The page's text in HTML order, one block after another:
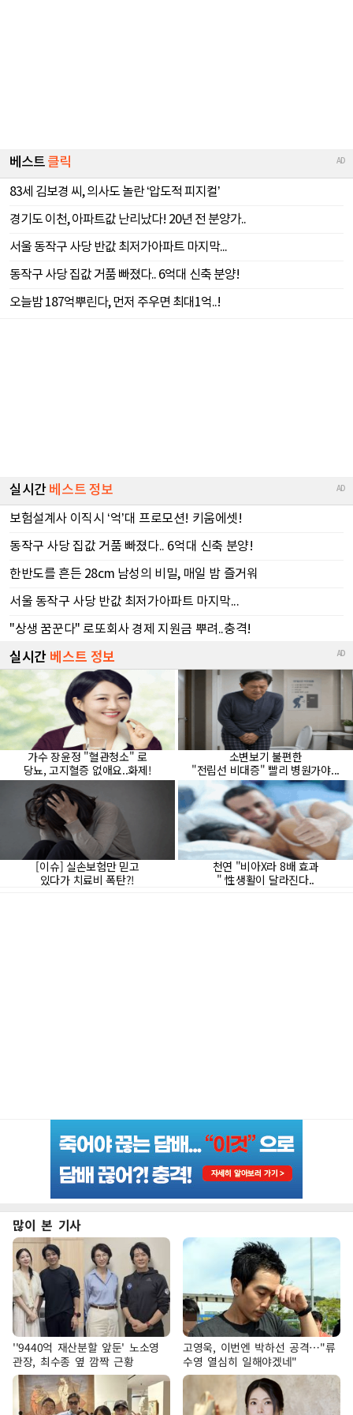
많이 본 기사
''9440억 재산분할 앞둔' 노소영
관장, 최수종 옆 깜짝 근황
고영욱, 이번엔 박하선 공격…"류
수영 열심히 일해야겠네"